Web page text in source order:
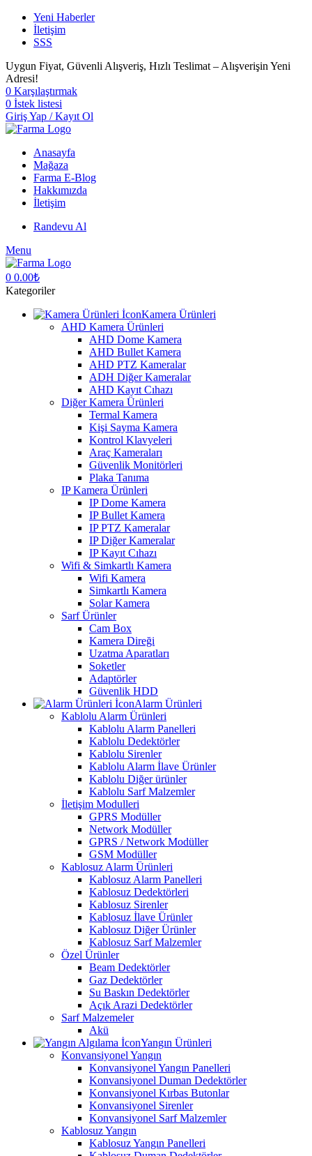
Yeni Haberler
İletişim
SSS
Uygun Fiyat, Güvenli Alışveriş, Hızlı Teslimat – Alışverişin Yeni
Adresi!
0 Karşılaştırmak
0 İstek listesi
Giriş Yap / Kayıt Ol
Anasayfa
Mağaza
Farma E-Blog
Hakkımızda
İletişim
Randevu Al
Menu
0 0.00₺
Kategoriler
Kamera Ürünleri
AHD Kamera Ürünleri
AHD Dome Kamera
AHD Bullet Kamera
AHD PTZ Kameralar
ADH Diğer Kameralar
AHD Kayıt Cıhazı
Diğer Kamera Ürünleri
Termal Kamera
Kişi Sayma Kamera
Kontrol Klavyeleri
Araç Kameraları
Güvenlik Monitörleri
Plaka Tanıma
IP Kamera Ürünleri
IP Dome Kamera
IP Bullet Kamera
IP PTZ Kameralar
IP Diğer Kameralar
IP Kayıt Cıhazı
Wifi & Simkartlı Kamera
Wifi Kamera
Simkartlı Kamera
Solar Kamera
Sarf Ürünler
Cam Box
Kamera Direği
Uzatma Aparatları
Soketler
Adaptörler
Güvenlik HDD
Alarm Ürünleri
Kablolu Alarm Ürünleri
Kablolu Alarm Panelleri
Kablolu Dedektörler
Kablolu Sirenler
Kablolu Alarm İlave Ürünler
Kablolu Diğer ürünler
Kablolu Sarf Malzemler
İletişim Modulleri
GPRS Modüller
Network Modüller
GPRS / Network Modüller
GSM Modüller
Kablosuz Alarm Ürünleri
Kablosuz Alarm Panelleri
Kablosuz Dedektörleri
Kablosuz Sirenler
Kablosuz İlave Ürünler
Kablosuz Diğer Ürünler
Kablosuz Sarf Malzemler
Özel Ürünler
Beam Dedektörler
Gaz Dedektörler
Su Baskın Dedektörler
Açık Arazi Dedektörler
Sarf Malzemeler
Akü
Yangın Ürünleri
Konvansiyonel Yangın
Konvansiyonel Yangın Panelleri
Konvansiyonel Duman Dedektörler
Konvansiyonel Kırbas Butonlar
Konvansiyonel Sirenler
Konvansiyonel Sarf Malzemler
Kablosuz Yangın
Kablosuz Yangın Panelleri